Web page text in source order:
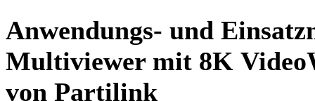
Anwendungs- und
Multiviewer mit 8K
von Partilink